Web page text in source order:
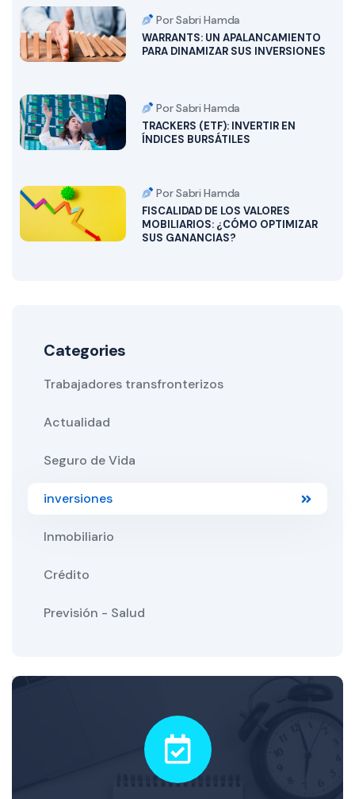
Por Sabri Hamda
WARRANTS: UN APALANCAMIENTO
PARA DINAMIZAR SUS INVERSIONES
Por Sabri Hamda
TRACKERS (ETF): INVERTIR EN
ÍNDICES BURSÁTILES
Por Sabri Hamda
FISCALIDAD DE LOS VALORES
MOBILIARIOS: ¿CÓMO OPTIMIZAR
SUS GANANCIAS?
Categories
Trabajadores transfronterizos
Actualidad
Seguro de Vida
inversiones
Inmobiliario
Crédito
Previsión - Salud